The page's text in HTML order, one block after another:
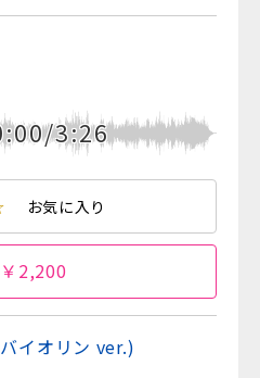
3:26
お気に入り
￥2,200
イオリン ver.)